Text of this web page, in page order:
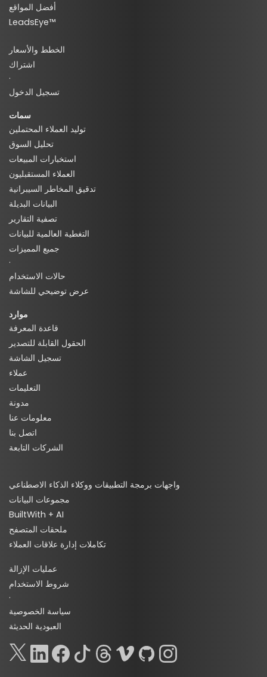
أفضل المواقع
LeadsEye™
الخطط والأسعار
اشتراك
·
تسجيل الدخول
سمات
توليد العملاء المحتملين
تحليل السوق
استخبارات المبيعات
العملاء المستقبليون
تدقيق المخاطر السيبرانية
البيانات البديلة
تصفية التقارير
التغطية العالمية للبيانات
جميع المميزات
·
حالات الاستخدام
عرض توضيحي للشاشة
موارد
قاعدة المعرفة
الحقول القابلة للتصدير
تسجيل الشاشة
عملاء
التعليمات
مدونة
معلومات عنا
اتصل بنا
الشركات التابعة
واجهات برمجة التطبيقات ووكلاء الذكاء الاصطناعي
مجموعات البيانات
BuiltWith + AI
ملحقات المتصفح
تكاملات إدارة علاقات العملاء
عمليات الإزالة
شروط الاستخدام
·
سياسة الخصوصية
العبودية الحديثة